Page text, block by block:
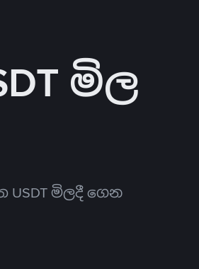
මිල
USDT මිලදී ගෙන